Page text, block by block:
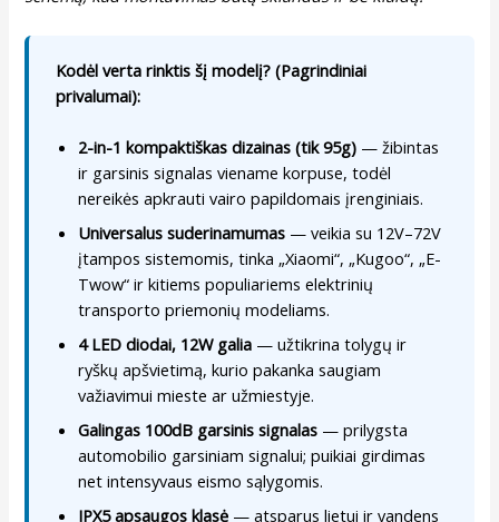
Kodėl verta rinktis šį modelį? (Pagrindiniai
privalumai):
2-in-1 kompaktiškas dizainas (tik 95g) — žibintas
ir garsinis signalas viename korpuse, todėl
nereikės apkrauti vairo papildomais įrenginiais.
Universalus suderinamumas — veikia su 12V–72V
įtampos sistemomis, tinka „Xiaomi“, „Kugoo“, „E-
Twow“ ir kitiems populiariems elektrinių
transporto priemonių modeliams.
4 LED diodai, 12W galia — užtikrina tolygų ir
ryškų apšvietimą, kurio pakanka saugiam
važiavimui mieste ar užmiestyje.
Galingas 100dB garsinis signalas — prilygsta
automobilio garsiniam signalui; puikiai girdimas
net intensyvaus eismo sąlygomis.
IPX5 apsaugos klasė — atsparus lietui ir vandens